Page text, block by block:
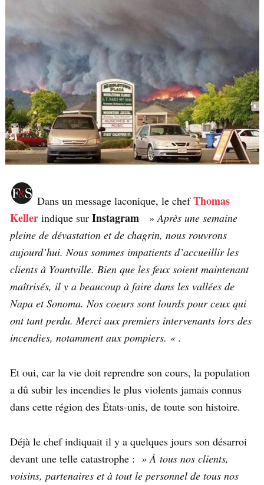
Dans un message laconique, le chefThomas
Keller indique sur Instagram »Après une semaine
pleine de dévastation et de chagrin, nous rouvrons
aujourd’hui. Nous sommes impatients d’accueillir les
clients à Yountville. Bien que les feux soient maintenant
maîtrisés, il y a beaucoup à faire dans les vallées de
Napa et Sonoma. Nos coeurs sont lourds pour ceux qui
ont tant perdu. Merci aux premiers intervenants lors des
incendies, notamment aux pompiers. « .
Et oui, car la vie doit reprendre son cours, la population
a dû subir les incendies le plus violents jamais connus
dans cette région des États-unis, de toute son histoire.
Déjà le chef indiquait il y a quelques jours son désarroi
devant une telle catastrophe : » À tous nos clients,
voisins, partenaires et à tout le personnel de tous nos